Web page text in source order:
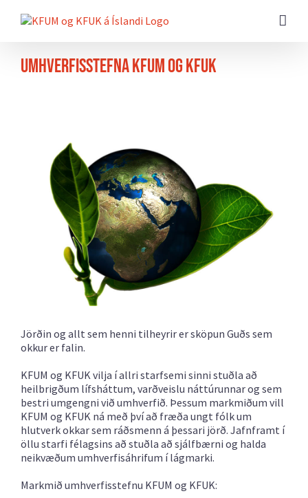
beint
síðunnarUmhverfisstefna KFUM og KFUK
Jörðin og allt sem henni tilheyrir er sköpun Guðs sem
okkur er falin.
KFUM og KFUK vilja í allri starfsemi sinni stuðla að
heilbrigðum lífsháttum, varðveislu náttúrunnar og sem
bestri umgengni við umhverfið. Þessum markmiðum vill
KFUM og KFUK ná með því að fræða ungt fólk um
hlutverk okkar sem ráðsmenn á þessari jörð. Jafnframt í
öllu starfi félagsins að stuðla að sjálfbærni og halda
neikvæðum umhverfisáhrifum í lágmarki.
Markmið umhverfisstefnu KFUM og KFUK: